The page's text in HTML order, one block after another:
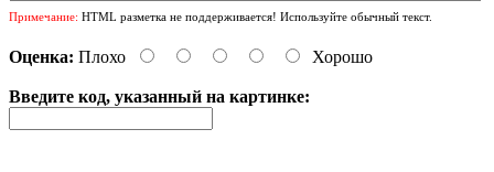
Примечание: HTML разметка не поддерживается! Используйте обычный текст.
Оценка: Плохо Хорошо
Введите код, указанный на картинке: